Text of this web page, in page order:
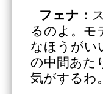
フェナ：
るのよ。モ
なほうがい
の中間あた
気がするわ。